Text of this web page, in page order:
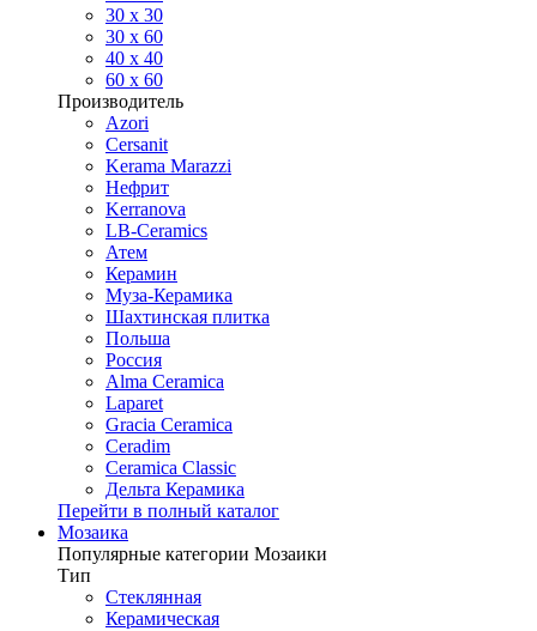
30 x 30
30 х 60
40 х 40
60 х 60
Производитель
Azori
Cersanit
Kerama Marazzi
Нефрит
Kerranova
LB-Ceramics
Атем
Керамин
Муза-Керамика
Шахтинская плитка
Польша
Россия
Alma Ceramica
Laparet
Gracia Ceramica
Ceradim
Ceramica Classic
Дельта Керамика
Перейти в полный каталог
Мозаика
Популярные категории Мозаики
Тип
Стеклянная
Керамическая